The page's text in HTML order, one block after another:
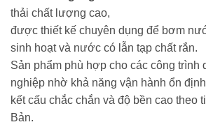
thải chất lượng cao,
được thiết kế chuyên dụng để bơm
sinh hoạt và nước có lẫn tạp chất rắn.
Sản phẩm phù hợp cho các công trình
nghiệp nhờ khả năng vận hành ổn
kết cấu chắc chắn và độ bền cao theo
Bản.